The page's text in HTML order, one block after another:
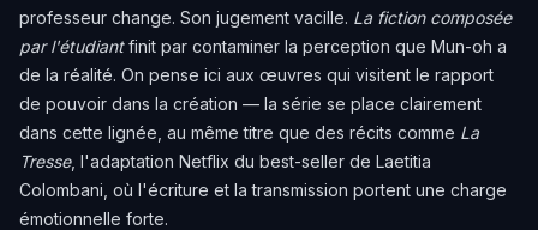
professeur change. Son jugement vacille. La fiction composée
par l'étudiantfinit par contaminer la perception que Mun-oh a
de la réalité. On pense ici aux œuvres qui visitent le rapport
de pouvoir dans la création — la série se place clairement
dans cette lignée, au même titre que des récits comme La
Tresse, l'adaptation Netflix du best-seller de Laetitia
Colombani , où l'écriture et la transmission portent une charge
émotionnelle forte.